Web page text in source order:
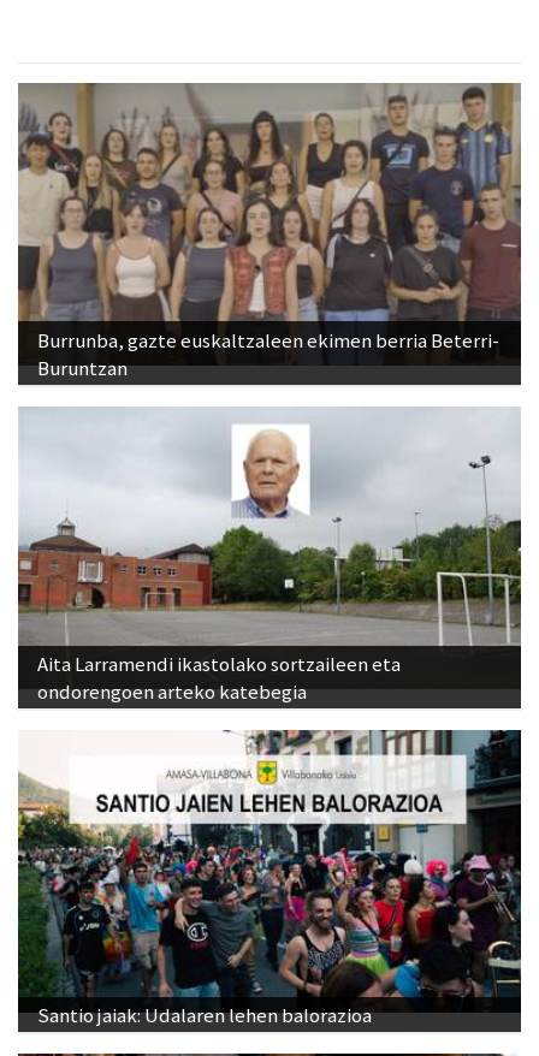
Burrunba, gazte euskaltzaleen ekimen berria Beterri-
Buruntzan
Aita Larramendi ikastolako sortzaileen eta
ondorengoen arteko katebegia
Santio jaiak: Udalaren lehen balorazioa